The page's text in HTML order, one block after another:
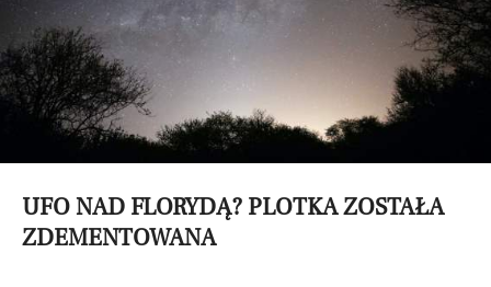
UFO NAD FLORYDĄ? PLOTKA ZOSTAŁA
ZDEMENTOWANA